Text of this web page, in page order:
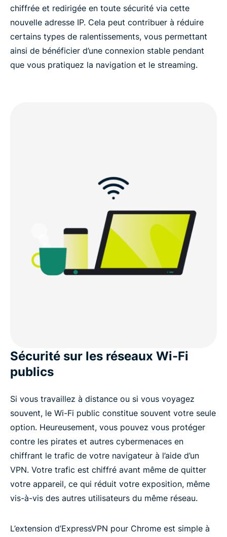
chiffrée et redirigée en toute sécurité via cette
nouvelle adresse IP. Cela peut contribuer à réduire
certains types de ralentissements, vous permettant
ainsi de bénéficier d’une connexion stable pendant
que vous pratiquez la navigation et le streaming.
Sécurité sur les réseaux Wi-Fi
publics
Si vous travaillez à distance ou si vous voyagez
souvent, le Wi-Fi public constitue souvent votre seule
option. Heureusement, vous pouvez vous protéger
contre les pirates et autres cybermenaces en
chiffrant le trafic de votre navigateur à l’aide d’un
VPN. Votre trafic est chiffré avant même de quitter
votre appareil, ce qui réduit votre exposition, même
vis-à-vis des autres utilisateurs du même réseau.
L’extension d’ExpressVPN pour Chrome est simple à